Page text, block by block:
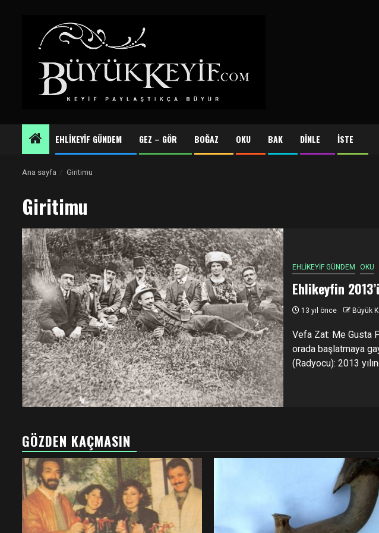
EHLİKEYİF GÜNDEM GEZ – GÖR BOĞAZ OKU BAK DİNLE İSTE
Ana sayfa Giritimu
Giritimu
EHLİKEYİF GÜNDEM OKU
Ehlikeyfin
13 yıl önce Büyük
Vefa Zat: Me Gusta
orada başlatmaya
(Radyocu): 2013
GÖZDEN KAÇMASIN